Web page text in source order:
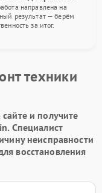
направлена на
результат — берём
за итог.
техники
и получите
Специалист
неисправности
восстановления